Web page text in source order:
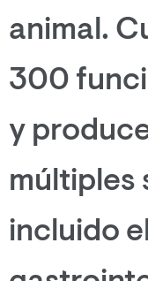
animal.
300
y
múltiples
incluido